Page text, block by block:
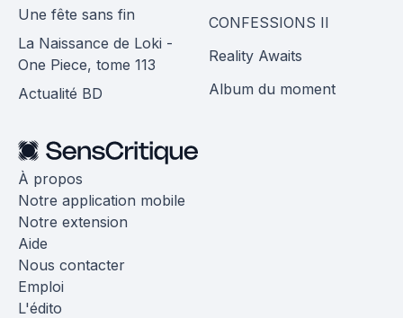
Une fête sans fin
La Naissance de Loki -
One Piece, tome 113
Actualité BD
CONFESSIONS II
Reality Awaits
Album du moment
À propos
Notre application mobile
Notre extension
Aide
Nous contacter
Emploi
L'édito